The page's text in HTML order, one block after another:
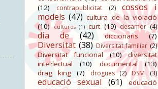
(12)
contrapublicitat (2)
cossos i
models (47) cultura de la violació
(10) cultures (1) curt (19) desamor (4)
dia de (42) diccionaris (7)
Diversitat (38) Diversitat familiar (2)
Diversitat funcional (10)
diversitat
intel·lectual
(10) documental
(13)
drag king
(7) drogues (2) DSM (3)
educació sexual (61)
educació